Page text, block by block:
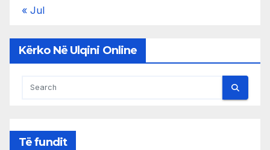
« Jul
Kërko Në Ulqini Online
Të fundit